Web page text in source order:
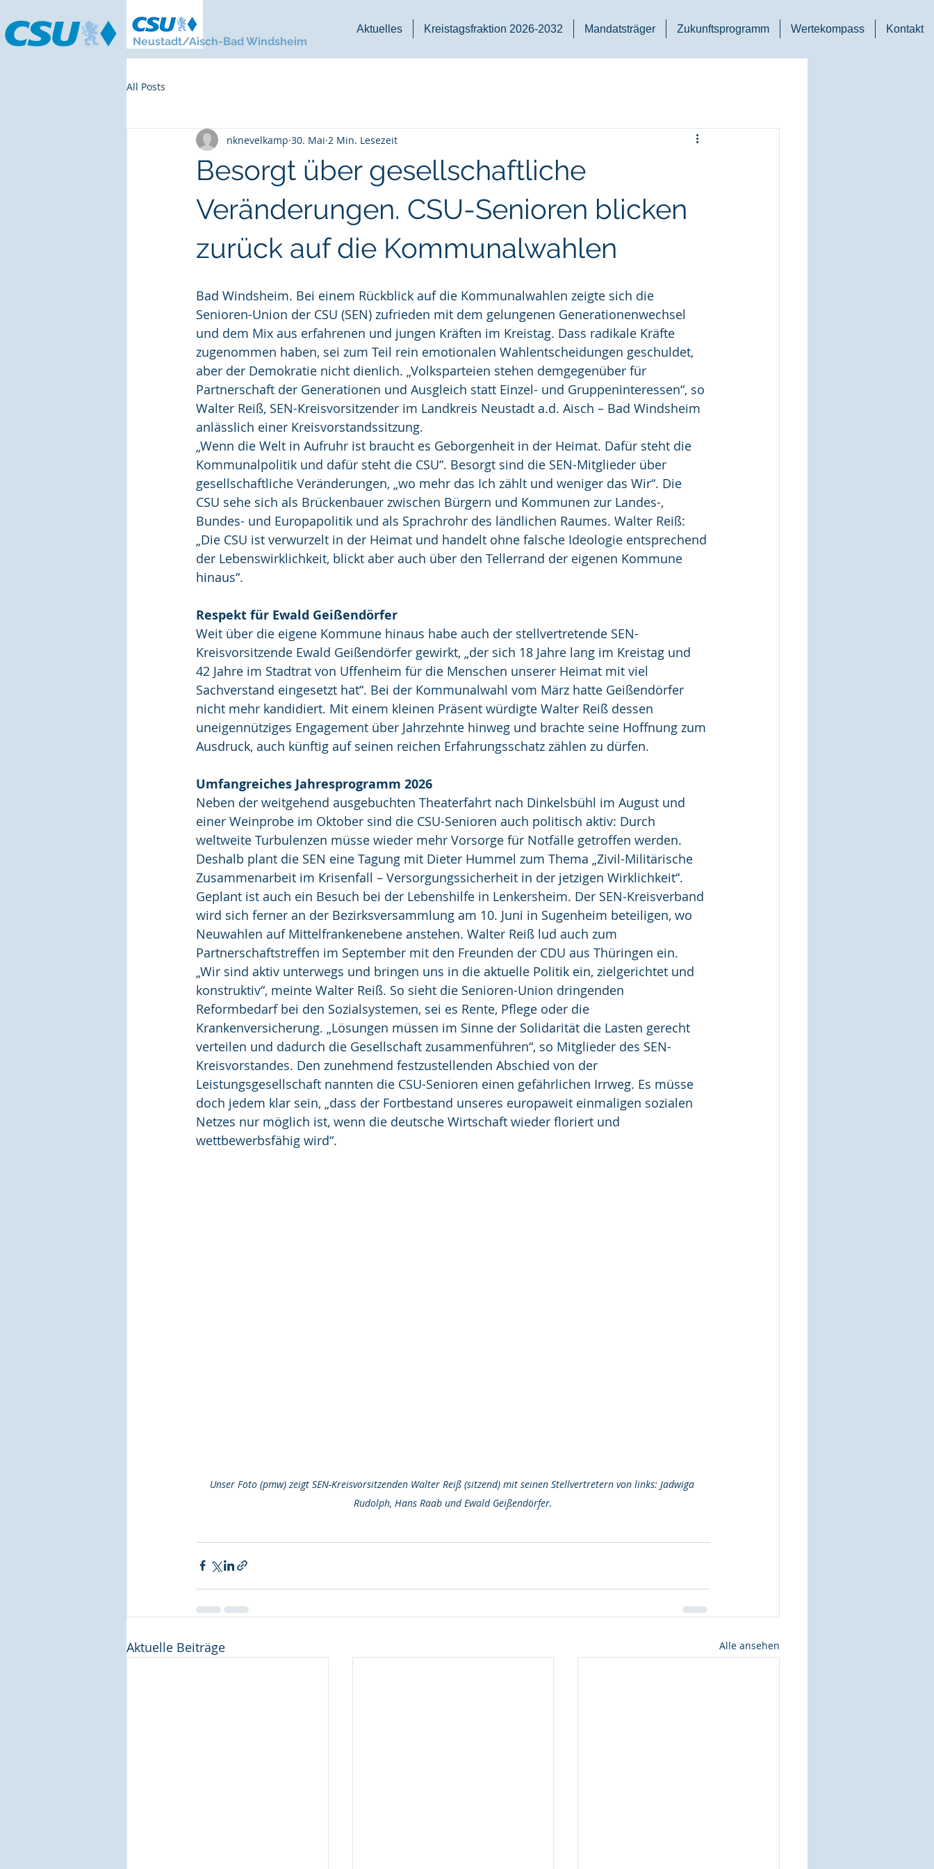
Aktuelles Kreistagsfraktion 2026-2032 Mandatsträger Zukunftsprogramm Wertekompass Kontakt
Neustadt/Aisch-Bad Windsheim
All Posts
Besorgt über gesellschaftliche
Veränderungen. CSU-Senioren blicken
zurück auf die Kommunalwahlen
nknevelkamp 30. Mai 2 Min. Lesezeit
Bad Windsheim. Bei einem Rückblick auf die Kommunalwahlen zeigte sich die
Senioren-Union der CSU (SEN) zufrieden mit dem gelungenen Generationenwechsel
und dem Mix aus erfahrenen und jungen Kräften im Kreistag. Dass radikale Kräfte
zugenommen haben, sei zum Teil rein emotionalen Wahlentscheidungen geschuldet,
aber der Demokratie nicht dienlich. „Volksparteien stehen demgegenüber für
Partnerschaft der Generationen und Ausgleich statt Einzel- und Gruppeninteressen“, so
Walter Reiß, SEN-Kreisvorsitzender im Landkreis Neustadt a.d. Aisch – Bad Windsheim
anlässlich einer Kreisvorstandssitzung.
„Wenn die Welt in Aufruhr ist braucht es Geborgenheit in der Heimat. Dafür steht die
Kommunalpolitik und dafür steht die CSU“. Besorgt sind die SEN-Mitglieder über
gesellschaftliche Veränderungen, „wo mehr das Ich zählt und weniger das Wir“. Die
CSU sehe sich als Brückenbauer zwischen Bürgern und Kommunen zur Landes-,
Bundes- und Europapolitik und als Sprachrohr des ländlichen Raumes. Walter Reiß:
„Die CSU ist verwurzelt in der Heimat und handelt ohne falsche Ideologie entsprechend
der Lebenswirklichkeit, blickt aber auch über den Tellerrand der eigenen Kommune
hinaus“.
Respekt für Ewald Geißendörfer
Weit über die eigene Kommune hinaus habe auch der stellvertretende SEN-
Kreisvorsitzende Ewald Geißendörfer gewirkt, „der sich 18 Jahre lang im Kreistag und
42 Jahre im Stadtrat von Uffenheim für die Menschen unserer Heimat mit viel
Sachverstand eingesetzt hat“. Bei der Kommunalwahl vom März hatte Geißendörfer
nicht mehr kandidiert. Mit einem kleinen Präsent würdigte Walter Reiß dessen
uneigennütziges Engagement über Jahrzehnte hinweg und brachte seine Hoffnung zum
Ausdruck, auch künftig auf seinen reichen Erfahrungsschatz zählen zu dürfen.
Umfangreiches Jahresprogramm 2026
Neben der weitgehend ausgebuchten Theaterfahrt nach Dinkelsbühl im August und
einer Weinprobe im Oktober sind die CSU-Senioren auch politisch aktiv: Durch
weltweite Turbulenzen müsse wieder mehr Vorsorge für Notfälle getroffen werden.
Deshalb plant die SEN eine Tagung mit Dieter Hummel zum Thema „Zivil-Militärische
Zusammenarbeit im Krisenfall – Versorgungssicherheit in der jetzigen Wirklichkeit“.
Geplant ist auch ein Besuch bei der Lebenshilfe in Lenkersheim. Der SEN-Kreisverband
wird sich ferner an der Bezirksversammlung am 10. Juni in Sugenheim beteiligen, wo
Neuwahlen auf Mittelfrankenebene anstehen. Walter Reiß lud auch zum
Partnerschaftstreffen im September mit den Freunden der CDU aus Thüringen ein.
„Wir sind aktiv unterwegs und bringen uns in die aktuelle Politik ein, zielgerichtet und
konstruktiv“, meinte Walter Reiß. So sieht die Senioren-Union dringenden
Reformbedarf bei den Sozialsystemen, sei es Rente, Pflege oder die
Krankenversicherung. „Lösungen müssen im Sinne der Solidarität die Lasten gerecht
verteilen und dadurch die Gesellschaft zusammenführen“, so Mitglieder des SEN-
Kreisvorstandes. Den zunehmend festzustellenden Abschied von der
Leistungsgesellschaft nannten die CSU-Senioren einen gefährlichen Irrweg. Es müsse
doch jedem klar sein, „dass der Fortbestand unseres europaweit einmaligen sozialen
Netzes nur möglich ist, wenn die deutsche Wirtschaft wieder floriert und
wettbewerbsfähig wird“.
Unser Foto (pmw) zeigt SEN-Kreisvorsitzenden Walter Reiß (sitzend) mit seinen Stellvertretern von links: Jadwiga
Rudolph, Hans Raab und Ewald Geißendörfer.
Aktuelle Beiträge Alle ansehen